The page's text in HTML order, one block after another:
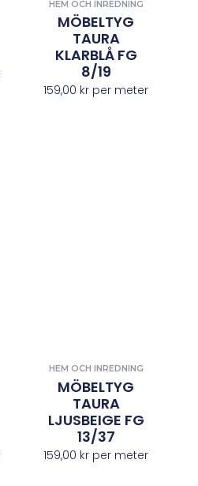
HEM OCH INREDNING
MÖBELTYG
TAURA
KLARBLÅ FG
8/19
159,00 kr per meter
HEM OCH INREDNING
MÖBELTYG
TAURA
LJUSBEIGE FG
13/37
159,00 kr per meter